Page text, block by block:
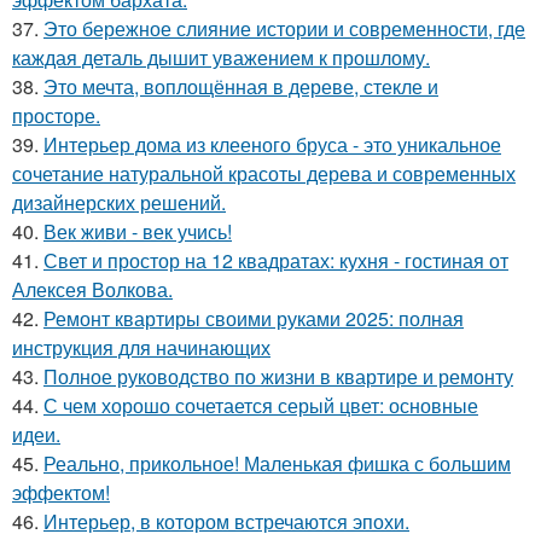
37. Это бережное слияние истории и современности, где
каждая деталь дышит уважением к прошлому.
38. Это мечта, воплощённая в дереве, стекле и
просторе.
39. Интерьер дома из клееного бруса - это уникальное
сочетание натуральной красоты дерева и современных
дизайнерских решений.
40. Век живи - век учись!
41. Свет и простор на 12 квадратах: кухня - гостиная от
Алексея Волкова.
42. Ремонт квартиры своими руками 2025: полная
инструкция для начинающих
43. Полное руководство по жизни в квартире и ремонту
44. С чем хорошо сочетается серый цвет: основные
идеи.
45. Реально, прикольное! Маленькая фишка с большим
эффектом!
46. Интерьер, в котором встречаются эпохи.